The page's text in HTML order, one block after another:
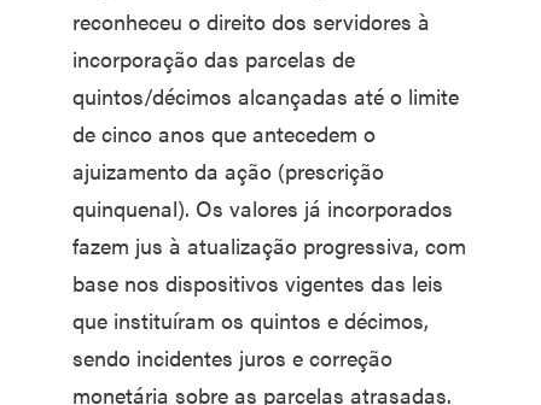
reconheceu o direito dos servidores à
incorporação das parcelas de
quintos/décimos alcançadas até o limite
de cinco anos que antecedem o
ajuizamento da ação (prescrição
quinquenal). Os valores já incorporados
fazem jus à atualização progressiva, com
base nos dispositivos vigentes das leis
que instituíram os quintos e décimos,
sendo incidentes juros e correção
monetária sobre as parcelas atrasadas.